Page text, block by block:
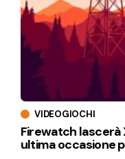
VIDEOGIOCHI
Firewatch lascerà
ultima occasione